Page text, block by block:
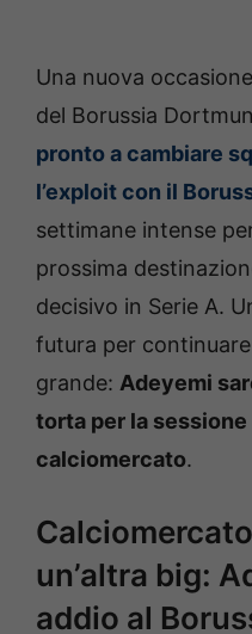
Una nuova
del Borussia
pronto a cambiare
l’exploit con il
settimane intense
prossima
decisivo in Serie A.
futura per
grande: Adeyemi
torta per la
calciomercato.
un’altra big:
addio al